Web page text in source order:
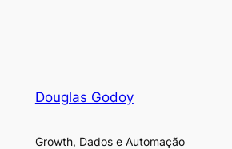
Douglas Godoy
Growth, Dados e Automação